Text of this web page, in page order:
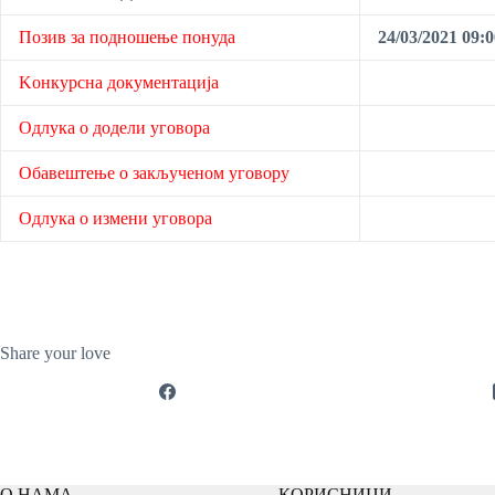
Позив за подношење понуда 24/03/2021
Kонкурсна документација
Одлука о додели уговора
Обавештење о закљученом уговору
Одлука о измени уговора
Share your love